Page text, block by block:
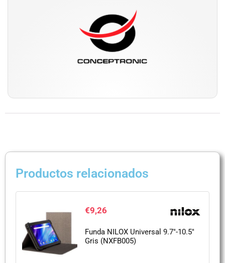
Productos relacionados
€9,26
Funda NILOX Universal 9.7″-10.5″
Gris (NXFB005)